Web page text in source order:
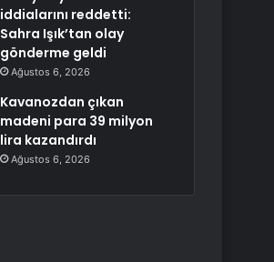
iddialarını reddetti:
Sahra Işık’tan olay
gönderme geldi
Ağustos 6, 2026
Kavanozdan çıkan
madeni para 39 milyon
lira kazandırdı
Ağustos 6, 2026